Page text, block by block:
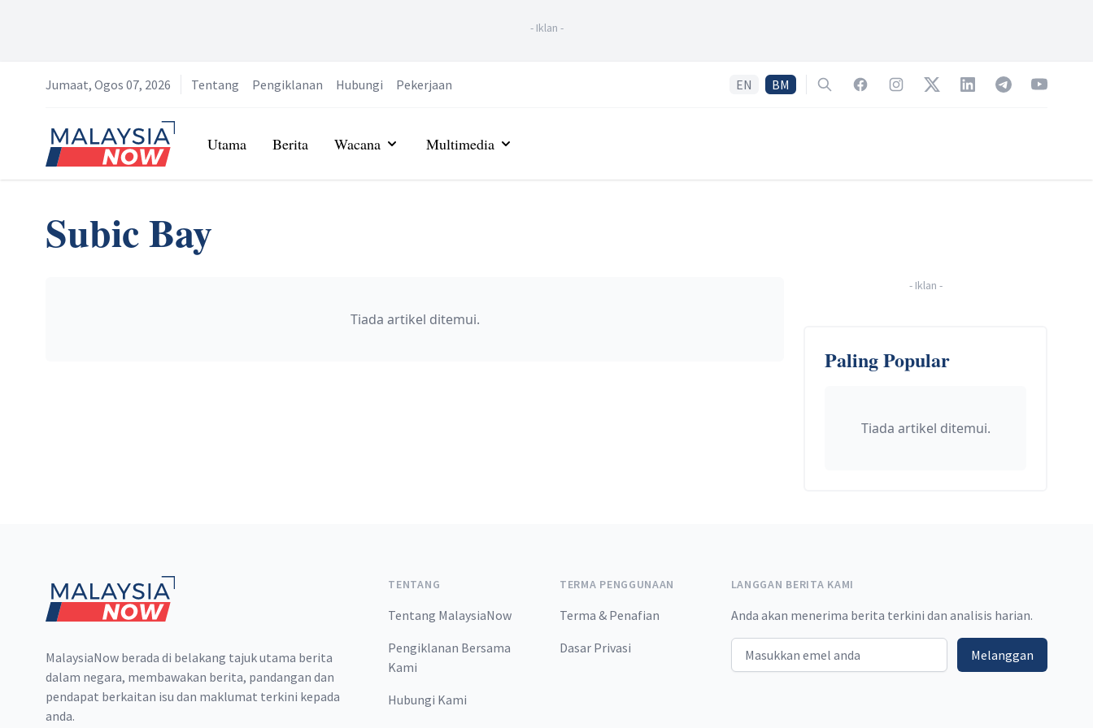
- Iklan -
Jumaat, Ogos 07, 2026 Tentang Pengiklanan Hubungi Pekerjaan EN BM SearchFacebookInstagramTwitterLinkedInTelegramYouTube
Home
Utama Berita Wacana Multimedia
Subic Bay
Tiada artikel ditemui.
- Iklan -
Paling Popular
Tiada artikel ditemui.
MalaysiaNow berada di belakang tajuk utama berita
dalam negara, membawakan berita, pandangan dan
pendapat berkaitan isu dan maklumat terkini kepada
anda.
TENTANG
Tentang MalaysiaNow
Pengiklanan Bersama
Kami
Hubungi Kami
TERMA PENGGUNAAN
Terma & Penafian
Dasar Privasi
LANGGAN BERITA KAMI
Anda akan menerima berita terkini dan analisis harian.
Email address Melanggan